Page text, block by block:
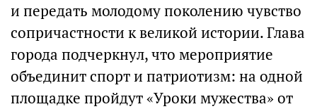
и передать молодому поколению чувство
сопричастности к великой истории. Глава
города подчеркнул, что мероприятие
объединит спорт и патриотизм: на одной
площадке пройдут «Уроки мужества» от